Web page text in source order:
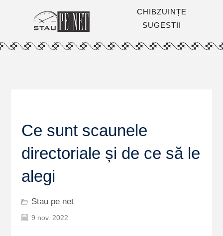
CHIBZUINȚE
SUGESTII
Ce sunt scaunele
directoriale și de ce să le
alegi
Stau pe net
9 nov. 2022